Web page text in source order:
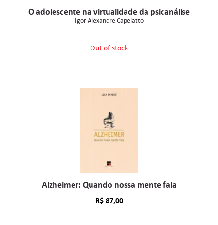
O adolescente na virtualidade da psicanálise
Igor Alexandre Capelatto
Out of stock
Alzheimer: Quando nossa mente fala
R$87,00